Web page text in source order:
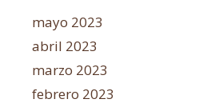
mayo 2023
abril 2023
marzo 2023
febrero 2023